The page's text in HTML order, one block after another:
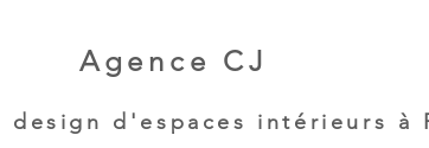
Agence CJ
design d'espaces intérieurs à